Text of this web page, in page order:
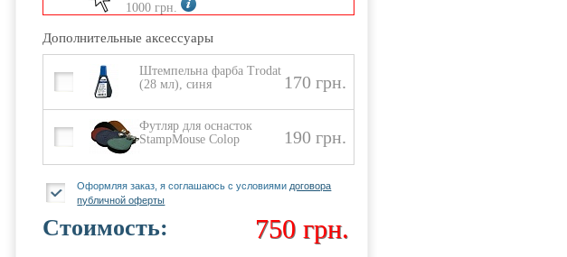
Артикул3-5
1000 грн.
Дополнительные аксессуары
Штемпельна фарба Trodat
(28 мл), синя
170 грн.
Футляр для оснасток
StampMouse Colop
190 грн.
Оформляя заказ, я соглашаюсь с условиями договора
публичной оферты
Стоимость: 750 грн.
750 грн.